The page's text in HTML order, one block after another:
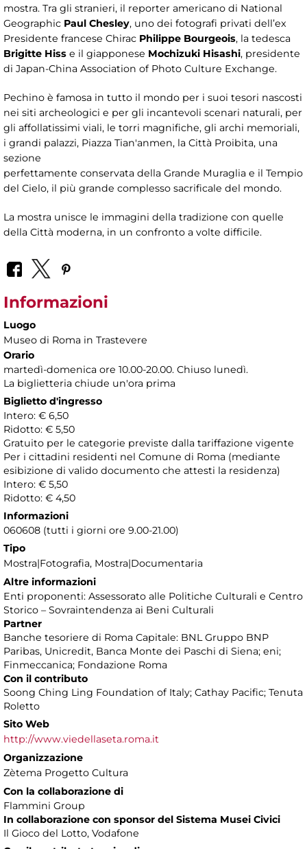
mostra. Tra gli stranieri, il reporter americano di National
Geographic Paul Chesley, uno dei fotografi privati dell’ex
Presidente francese Chirac Philippe Bourgeois, la tedesca
Brigitte Hiss e il giapponese Mochizuki Hisashi, presidente
di Japan-China Association of Photo Culture Exchange.
Pechino è famosa in tutto il mondo per i suoi tesori nascosti
nei siti archeologici e per gli incantevoli scenari naturali, per
gli affollatissimi viali, le torri magnifiche, gli archi memoriali,
i grandi palazzi, Piazza Tian'anmen, la Città Proibita, una
sezione
perfettamente conservata della Grande Muraglia e il Tempio
del Cielo, il più grande complesso sacrificale del mondo.
La mostra unisce le immagini della tradizione con quelle
della Città moderna, in un confronto a volte difficile.
Informazioni
Luogo
Museo di Roma in Trastevere
Orario
martedì-domenica ore 10.00-20.00. Chiuso lunedì.
La biglietteria chiude un'ora prima
Biglietto d'ingresso
Intero: € 6,50
Ridotto: € 5,50
Gratuito per le categorie previste dalla tariffazione vigente
Per i cittadini residenti nel Comune di Roma (mediante
esibizione di valido documento che attesti la residenza)
Intero: € 5,50
Ridotto: € 4,50
Informazioni
060608 (tutti i giorni ore 9.00-21.00)
Tipo
Mostra|Fotografia, Mostra|Documentaria
Altre informazioni
Enti proponenti: Assessorato alle Politiche Culturali e Centro
Storico – Sovraintendenza ai Beni Culturali
Partner
Banche tesoriere di Roma Capitale: BNL Gruppo BNP
Paribas, Unicredit, Banca Monte dei Paschi di Siena; eni;
Finmeccanica; Fondazione Roma
Con il contributo
Soong Ching Ling Foundation of Italy; Cathay Pacific; Tenuta
Roletto
Sito Web
http://www.viedellaseta.roma.it
Organizzazione
Zètema Progetto Cultura
Con la collaborazione di
Flammini Group
In collaborazione con sponsor del Sistema Musei Civici
Il Gioco del Lotto, Vodafone